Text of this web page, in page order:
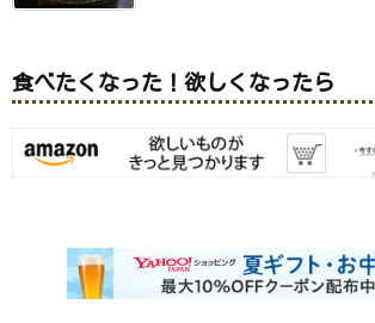
食べたくなった！欲しくなったら